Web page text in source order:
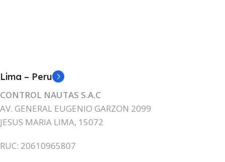
Lima – Peru
CONTROL NAUTAS S.A.C
AV. GENERAL EUGENIO GARZON 2099
JESUS MARIA LIMA, 15072
RUC: 20610965807